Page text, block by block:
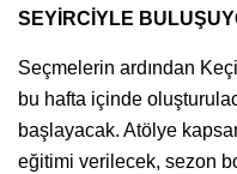
SEYİRCİYLE
Seçmelerin ardından
bu hafta içinde
başlayacak. Atölye
eğitimi verilecek, sezon